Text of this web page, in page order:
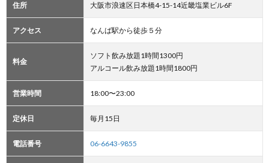
住所 大阪市浪速区日本橋4-15-14近畿塩業ビル6F
アクセス なんば駅から徒歩５分
料金
ソフト飲み放題1時間1300円
アルコール飲み放題1時間1800円
営業時間 18:00〜23:00
定休日 毎月15日
電話番号 06-6643-9855